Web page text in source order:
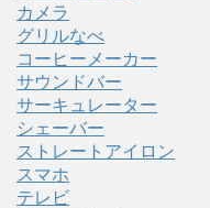
カメラ
グリルなべ
コーヒーメーカー
サウンドバー
サーキュレーター
シェーバー
ストレートアイロン
スマホ
テレビ